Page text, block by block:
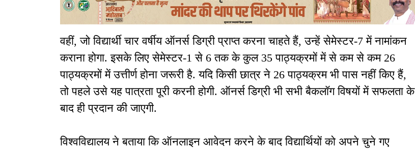
वहीं, जो विद्यार्थी चार वर्षीय ऑनर्स डिग्री प्राप्त करना चाहते हैं, उन्हें सेमेस्टर-7 में नामांकन
कराना होगा. इसके लिए सेमेस्टर-1 से 6 तक के कुल 35 पाठ्यक्रमों में से कम से कम 26
पाठ्यक्रमों में उत्तीर्ण होना जरूरी है. यदि किसी छात्र ने 26 पाठ्यक्रम भी पास नहीं किए हैं,
तो पहले उसे यह पात्रता पूरी करनी होगी. ऑनर्स डिग्री भी सभी बैकलॉग विषयों में सफलता के
बाद ही प्रदान की जाएगी.
विश्वविद्यालय ने बताया कि ऑनलाइन आवेदन करने के बाद विद्यार्थियों को अपने चुने गए